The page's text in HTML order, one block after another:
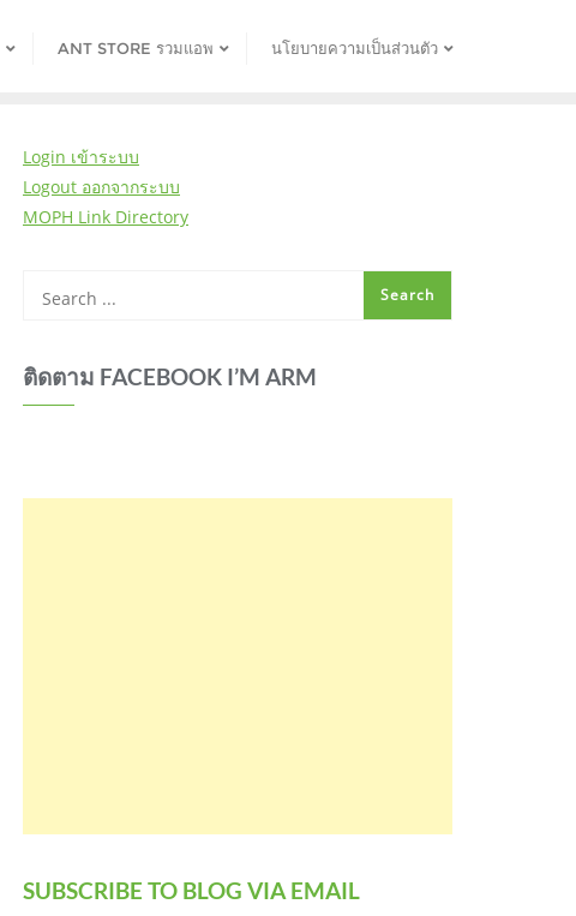
ANT STORE รวมแอพ นโยบายความเป็นส่วนตัว
Login เข้าระบบ
Logout ออกจากระบบ
MOPH Link Directory
ติดตาม FACEBOOK I’M ARM
SUBSCRIBE TO BLOG VIA EMAIL